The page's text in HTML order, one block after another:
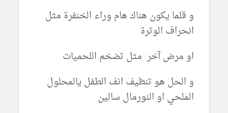
و قلما يكون هناك هام وراء الخنفرة مثل
انحراف الوترة
او مرض آخر مثل تضخم اللحميات
و الحل هو تنظيف انف الطفل يالمحلول
الملحي او النورمال سالين